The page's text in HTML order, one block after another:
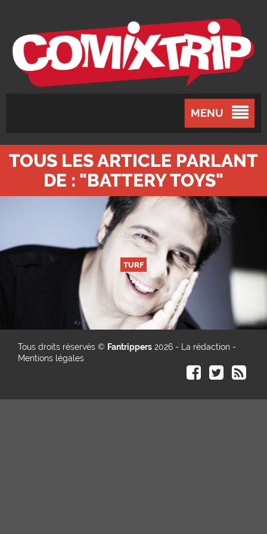
MENU
TOUS LES ARTICLE PARLANT
DE : "BATTERY TOYS"
TURF
Tous droits réservés © Fantrippers 2026 - La rédaction -
Mentions légales